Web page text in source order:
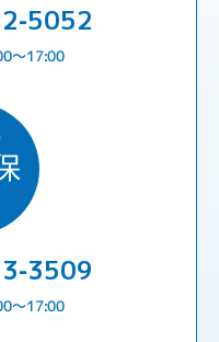
5052
〜17:00
3509
〜17:00